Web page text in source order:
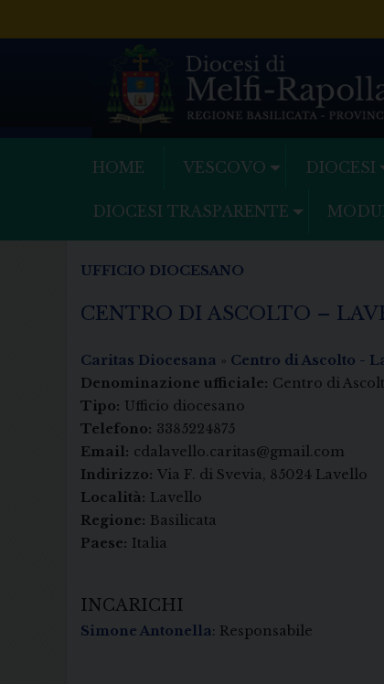
HOME VESCOVO DIOCESI
DIOCESI TRASPARENTE
UFFICIO DIOCESANO
CENTRO DI ASCOLTO –
Caritas Diocesana » Centro di Ascolto -
Denominazione ufficiale: Centro di
Tipo: Ufficio diocesano
Telefono: 3385224875
Email: cdalavello.caritas@gmail.com
Indirizzo: Via F. di Svevia, 85024 Lavello
Località: Lavello
Regione: Basilicata
Paese: Italia
INCARICHI
Simone Antonella: Responsabile